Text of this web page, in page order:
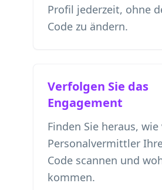
Profil jederzeit, ohne
Code zu ändern.
Verfolgen Sie das
Engagement
Finden Sie heraus, wie
Personalvermittler
Code scannen und
kommen.